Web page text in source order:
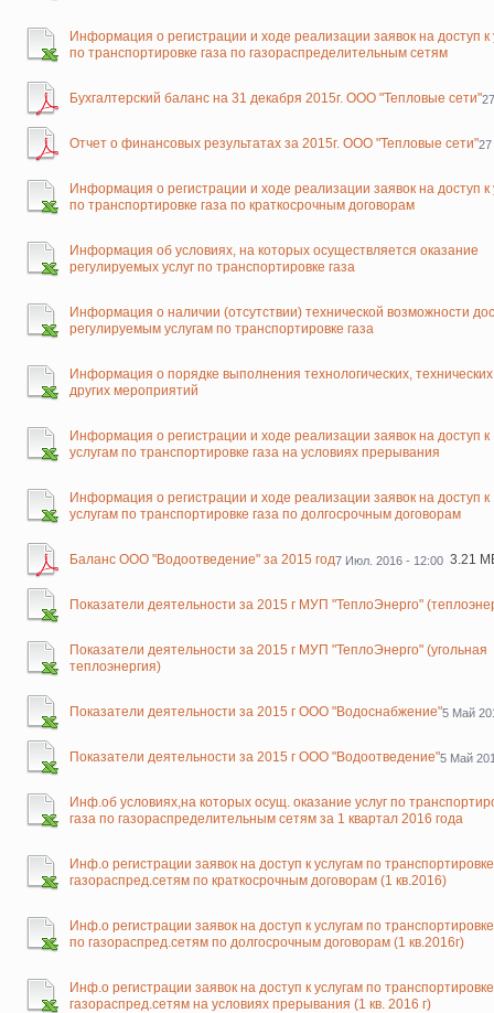
Информация о регистрации и ходе реализации заявок на доступ к
по транспортировке газа по газораспределительным сетям
Бухгалтерский баланс на 31 декабря 2015г. ООО "Тепловые сети"
Отчет о финансовых результатах за 2015г. ООО "Тепловые сети"
Информация о регистрации и ходе реализации заявок на доступ к
по транспортировке газа по краткосрочным договорам
Информация об условиях, на которых осуществляется оказание
регулируемых услуг по транспортировке газа
Информация о наличии (отсутствии) технической возможности
регулируемым услугам по транспортировке газа
Информация о порядке выполнения технологических,
других мероприятий
Информация о регистрации и ходе реализации заявок на доступ к
услугам по транспортировке газа на условиях прерывания
Информация о регистрации и ходе реализации заявок на доступ к
услугам по транспортировке газа по долгосрочным договорам
Баланс ООО "Водоотведение" за 2015 год7 Июл. 2016 - 12:00 3.21
Показатели деятельности за 2015 г МУП "ТеплоЭнерго"
Показатели деятельности за 2015 г МУП "ТеплоЭнерго" (угольная
теплоэнергия)
Показатели деятельности за 2015 г ООО "Водоснабжение"5 Май
Показатели деятельности за 2015 г ООО "Водоотведение"5 Май
Инф.об условиях,на которых осущ. оказание услуг по
газа по газораспределительным сетям за 1 квартал 2016 года
Инф.о регистрации заявок на доступ к услугам по
газораспред.сетям по краткосрочным договорам (1 кв.2016)
Инф.о регистрации заявок на доступ к услугам по
по газораспред.сетям по долгосрочным договорам (1 кв.2016г)
Инф.о регистрации заявок на доступ к услугам по
газораспред.сетям на условиях прерывания (1 кв. 2016 г)